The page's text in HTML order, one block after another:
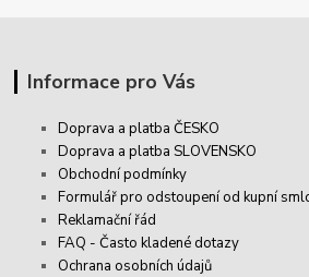
Informace pro Vás
Doprava a platba ČESKO
Doprava a platba SLOVENSKO
Obchodní podmínky
Formulář pro odstoupení od kupní
Reklamační řád
FAQ - Často kladené dotazy
Ochrana osobních údajů